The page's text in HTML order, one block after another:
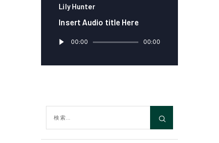
Lily Hunter
Insert Audio title Here
音
ー
00:00 00:00